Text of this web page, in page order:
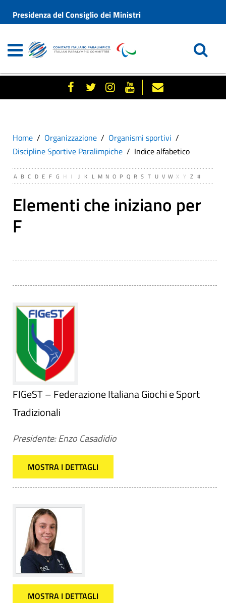
Presidenza del Consiglio dei Ministri
Home Organizzazione
Organismi sportivi
Discipline Sportive Paralimpiche
Indice alfabetico
A B C D E F G H I J K L M N O P Q R S T U V W X Y Z #
Elementi che iniziano per
F
FIGeST – Federazione Italiana Giochi e Sport
Tradizionali
Presidente: Enzo Casadidio
MOSTRA I DETTAGLI
MOSTRA I DETTAGLI